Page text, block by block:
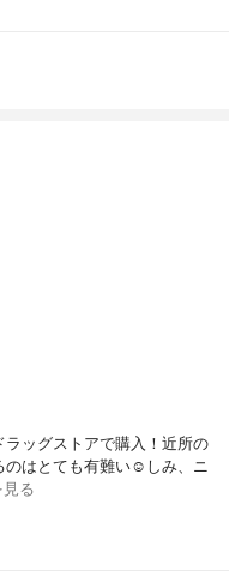
ッグストアで購入！近所の
のはとても有難い☺️しみ、ニ
る